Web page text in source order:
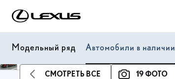
Модельный ряд Автомобили в наличии
СМОТРЕТЬ ВСЕ 19 ФОТО